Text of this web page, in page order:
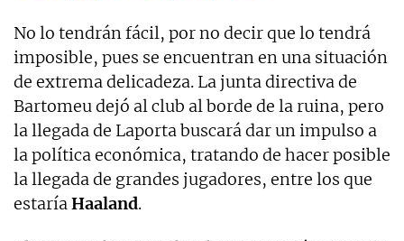
No lo tendrán fácil, por no decir que lo tendrá
imposible, pues se encuentran en una situación
de extrema delicadeza. La junta directiva de
Bartomeu dejó al club al borde de la ruina, pero
la llegada de Laporta buscará dar un impulso a
la política económica, tratando de hacer posible
la llegada de grandes jugadores, entre los que
estaríaHaaland.